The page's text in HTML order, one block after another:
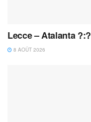
Lecce – Atalanta ?:?
8 AOÛT 2026